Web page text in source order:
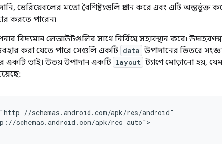
ভেরিয়েবলের মতো বৈশিষ্ট্যগুলি প্রদান করে এবং এটি অন্তর্ভুক্ত
করতে পারেন৷
বিদ্যমান লেআউটগুলির সাথে নির্বিঘ্নে সহাবস্থান করে৷
করা যেতে পারে সেগুলি একটি data উপাদানের ভিতরে
একটি ভাই। উভয় উপাদান একটি layout ট্যাগে মোড়ানো হয়,